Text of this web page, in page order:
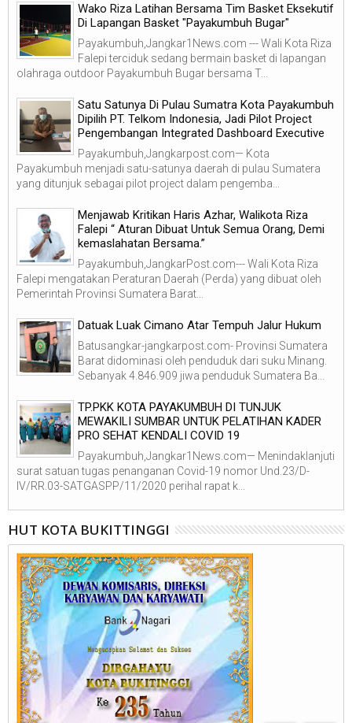
Wako Riza Latihan Bersama Tim Basket Eksekutif
Di Lapangan Basket "Payakumbuh Bugar"
Payakumbuh,Jangkar1News.com --- Wali Kota Riza
Falepi terciduk sedang bermain basket di lapangan
olahraga outdoor Payakumbuh Bugar bersama T...
Satu Satunya Di Pulau Sumatra Kota Payakumbuh
Dipilih PT. Telkom Indonesia, Jadi Pilot Project
Pengembangan Integrated Dashboard Executive
Payakumbuh,Jangkarpost.com— Kota
Payakumbuh menjadi satu-satunya daerah di pulau Sumatera
yang ditunjuk sebagai pilot project dalam pengemba...
Menjawab Kritikan Haris Azhar, Walikota Riza
Falepi “ Aturan Dibuat Untuk Semua Orang, Demi
kemaslahatan Bersama.”
Payakumbuh,JangkarPost.com--- Wali Kota Riza
Falepi mengatakan Peraturan Daerah (Perda) yang dibuat oleh
Pemerintah Provinsi Sumatera Barat...
Datuak Luak Cimano Atar Tempuh Jalur Hukum
Batusangkar-jangkarpost.com- Provinsi Sumatera
Barat didominasi oleh penduduk dari suku Minang.
Sebanyak 4.846.909 jiwa penduduk Sumatera Ba...
TP.PKK KOTA PAYAKUMBUH DI TUNJUK
MEWAKILI SUMBAR UNTUK PELATIHAN KADER
PRO SEHAT KENDALI COVID 19
Payakumbuh,Jangkar1News.com— Menindaklanjuti
surat satuan tugas penanganan Covid-19 nomor Und.23/D-
IV/RR.03-SATGASPP/11/2020 perihal rapat k...
HUT KOTA BUKITTINGGI